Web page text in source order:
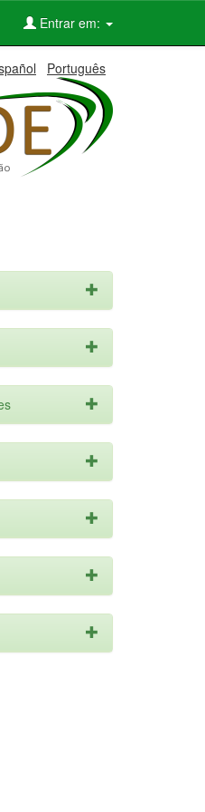
Entrar em:
Português